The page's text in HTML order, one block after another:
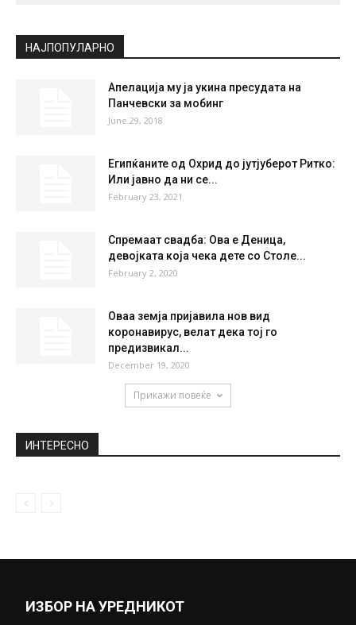
НАЈПОПУЛАРНО
Апелација му ја укина пресудата на
Панчевски за мобинг
June 29, 2018
Египќаните од Охрид до јутјуберот Ритко:
Или јавно да ни се...
February 23, 2021
Спремаат свадба: Ова е Деница,
девојката која чека дете со Столе...
February 2, 2020
Оваа земја пријавила нов вид
коронавирус, велат дека тој го
предизвикал...
December 19, 2020
Прикажи повеќе
ИНТЕРЕСНО
ИЗБОР НА УРЕДНИКОТ